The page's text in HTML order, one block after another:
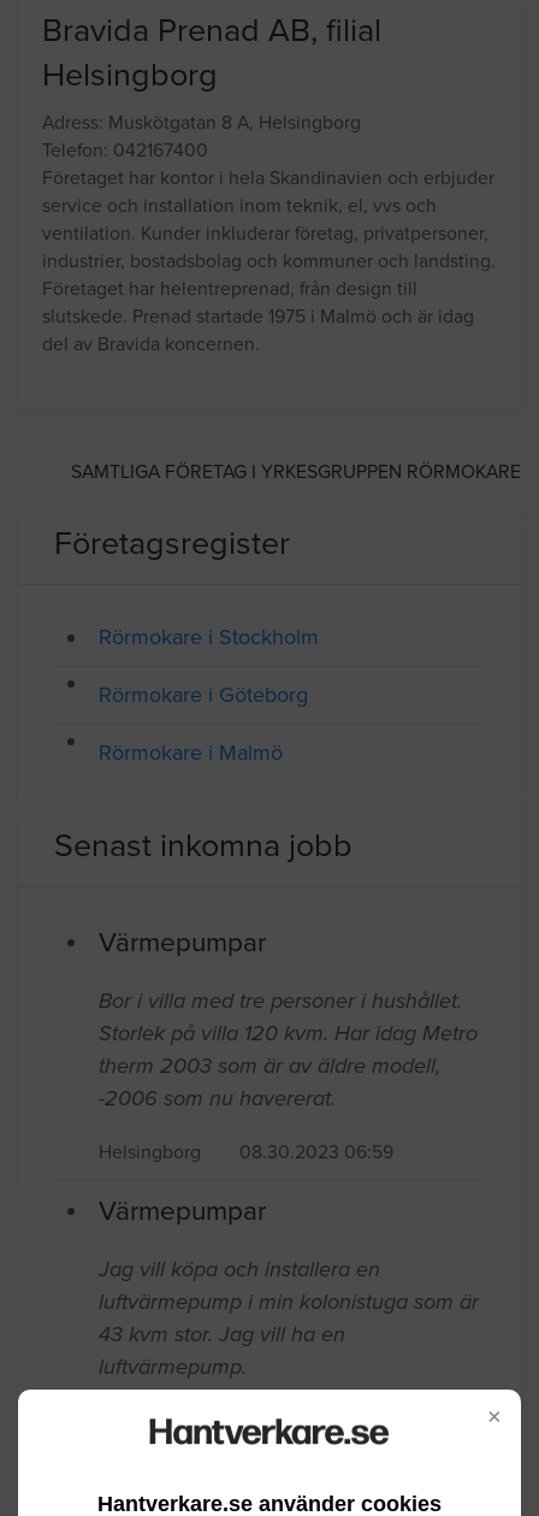
×
Hantverkare.se använder cookies
Bravida Prenad AB, filial
Helsingborg
Adress: Muskötgatan 8 A, Helsingborg
Telefon: 042167400
Företaget har kontor i hela Skandinavien och erbjuder
service och installation inom teknik, el, vvs och
ventilation. Kunder inkluderar företag, privatpersoner,
industrier, bostadsbolag och kommuner och landsting.
Företaget har helentreprenad, från design till
slutskede. Prenad startade 1975 i Malmö och är idag
del av Bravida koncernen.
SAMTLIGA FÖRETAG I YRKESGRUPPEN RÖRMOKARE
Företagsregister
Rörmokare i Stockholm
Rörmokare i Göteborg
Rörmokare i Malmö
Senast inkomna jobb
Värmepumpar
Bor i villa med tre personer i hushållet.
Storlek på villa 120 kvm. Har idag Metro
therm 2003 som är av äldre modell,
-2006 som nu havererat.
Helsingborg 08.30.2023 06:59
Värmepumpar
Jag vill köpa och installera en
luftvärmepump i min kolonistuga som är
43 kvm stor. Jag vill ha en
luftvärmepump.
Helsingborg 09.29.2022 12:13